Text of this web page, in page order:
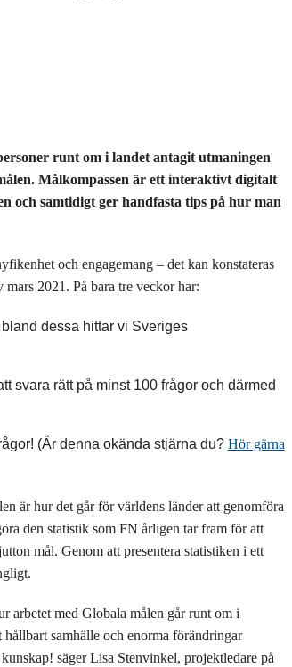
runt om i landet antagit utmaningen
Målkompassen är ett interaktivt digitalt
och samtidigt ger handfasta tips på hur man
och engagemang – det kan konstateras
mars 2021. På bara tre veckor har:
dessa hittar vi Sveriges
svara rätt på minst 100 frågor och därmed
(Är denna okända stjärna du? Hör gärna
är hur det går för världens länder att genomföra
den statistik som FN årligen tar fram för att
mål. Genom att presentera statistiken i ett
arbetet med Globala målen går runt om i
samhälle och enorma förändringar
säger Lisa Stenvinkel, projektledare på